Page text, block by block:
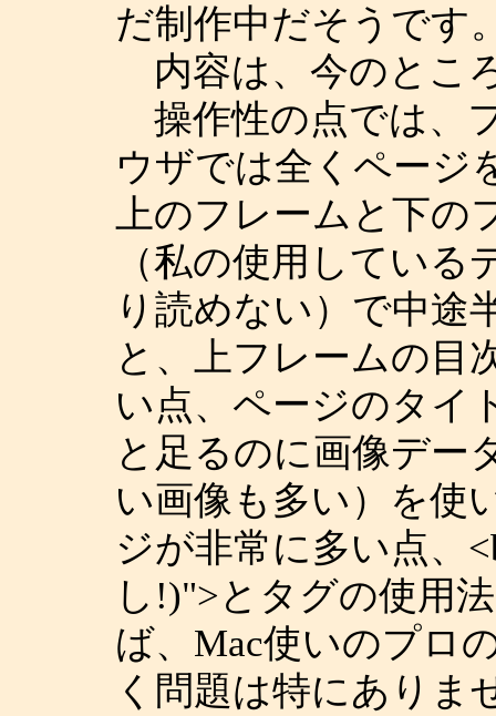
だ制作中だそうです
内容は、今のとこ
操作性の点では、
ウザでは全くページ
上のフレームと下の
（私の使用してい
り読めない）で中途
と、上フレームの目
い点、ページのタイ
と足るのに画像デー
い画像も多い）を使
ジが非常に多い点、
し!)">とタグの使用
ば、Mac使いのプロ
く問題は特にありま